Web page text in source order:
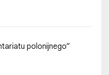
polonijnego”